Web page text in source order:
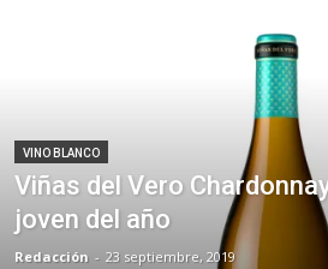
VINO BLANCO
Viñas del Vero
joven del año
Redacción - 23 septiembre, 2019